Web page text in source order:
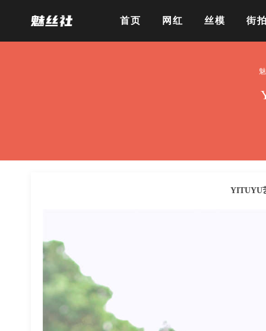
首页 网红 丝模 街
YITUYU